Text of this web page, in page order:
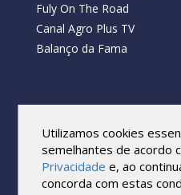
Fuly On The Road
Canal Agro Plus TV
Balanço da Fama
Todos os
Reprodução no todo ou em
sem expressa autorização
As marcas e imagens utilizadas
Utilizamos cookies
semelhantes de acordo
Privacidade e, ao
concorda com estas